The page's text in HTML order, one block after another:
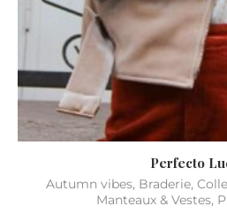
Perfecto
Autumn vibes, Braderie,
Manteaux & Vestes,